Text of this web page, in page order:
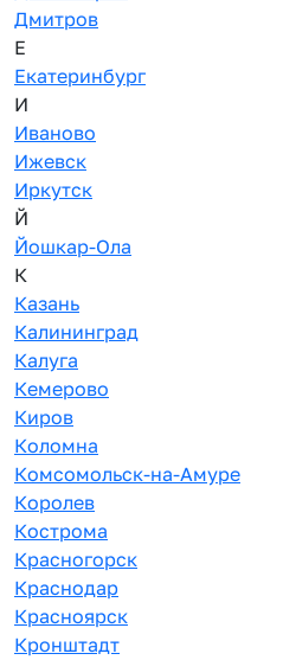
Дмитров
Е
Екатеринбург
И
Иваново
Ижевск
Иркутск
Й
Йошкар-Ола
К
Казань
Калининград
Калуга
Кемерово
Киров
Коломна
Комсомольск-на-Амуре
Королев
Кострома
Красногорск
Краснодар
Красноярск
Кронштадт